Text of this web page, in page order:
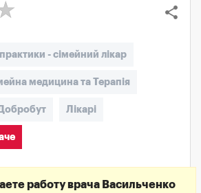
share
- сімейний лікар
медицина та Терапія
Лікарі
работу врача Васильченко